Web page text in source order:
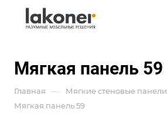
Мягкая панель 59
Главная — Мягкие стеновые панели
Мягкая панель 59